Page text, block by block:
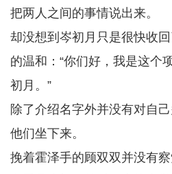
把两人之间的事情说出来。
却没想到岑初月只是很快收
的温和：“你们好，我是这个
初月。”
除了介绍名字外并没有对自
他们坐下来。
挽着霍泽手的顾双双并没有